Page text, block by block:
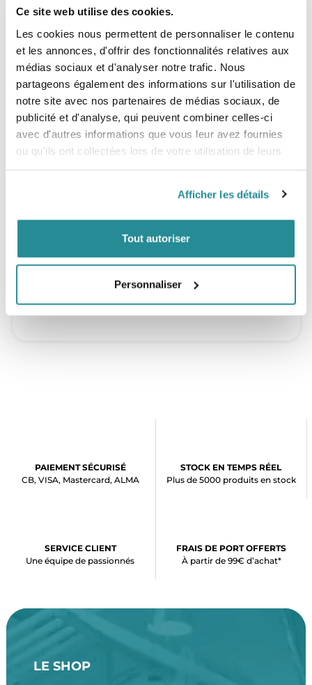
Ce site web utilise des cookies.
Les cookies nous permettent de personnaliser le contenu
et les annonces, d'offrir des fonctionnalités relatives aux
médias sociaux et d'analyser notre trafic. Nous
partageons également des informations sur l'utilisation de
notre site avec nos partenaires de médias sociaux, de
publicité et d'analyse, qui peuvent combiner celles-ci
avec d'autres informations que vous leur avez fournies
ou qu'ils ont collectées lors de votre utilisation de leurs
Afficher les détails
Tout autoriser
Personnaliser
Existant en5'6" 6'0 et 6'6"
les surfeurs intermédiaires
progression grâce à un shape stable et
en rondeur. Facile à la rame elle dispose
d'unswallow tailprécis qui permettra aux
surfeursconfirmésde pouvoir attaquer des
vagues creuseset rapide.
Construction et caractéristiques:
- Quatres dérives soulpes
PAIEMENT SÉCURISÉ
CB, VISA, Mastercard, ALMA
STOCK EN TEMPS RÉEL
Plus de 5000 produits en stock
SERVICE CLIENT
Une équipe de passionnés
FRAIS DE PORT OFFERTS
À partir de 99€ d’achat*
LE SHOP